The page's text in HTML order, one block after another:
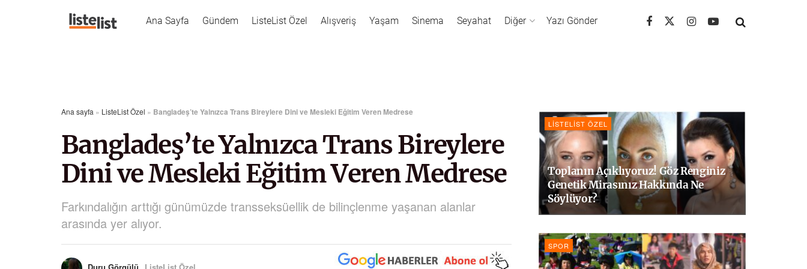
Ana Sayfa Gündem ListeList Özel Alışveriş Yaşam Sinema Seyahat Diğer Yazı Gönder
Ana sayfa » ListeList Özel » Bangladeş’te Yalnızca Trans Bireylere Dini ve Mesleki Eğitim Veren Medrese
Bangladeş’te Yalnızca Trans Bireylere
Dini ve Mesleki Eğitim Veren Medrese
Farkındalığın arttığı günümüzde transseksüellik de bilinçlenme yaşanan alanlar
arasında yer alıyor.
LISTELIST ÖZEL
Toplanın Açıklıyoruz! Göz Renginiz
Genetik Mirasınız Hakkında Ne
Söylüyor?
SPOR